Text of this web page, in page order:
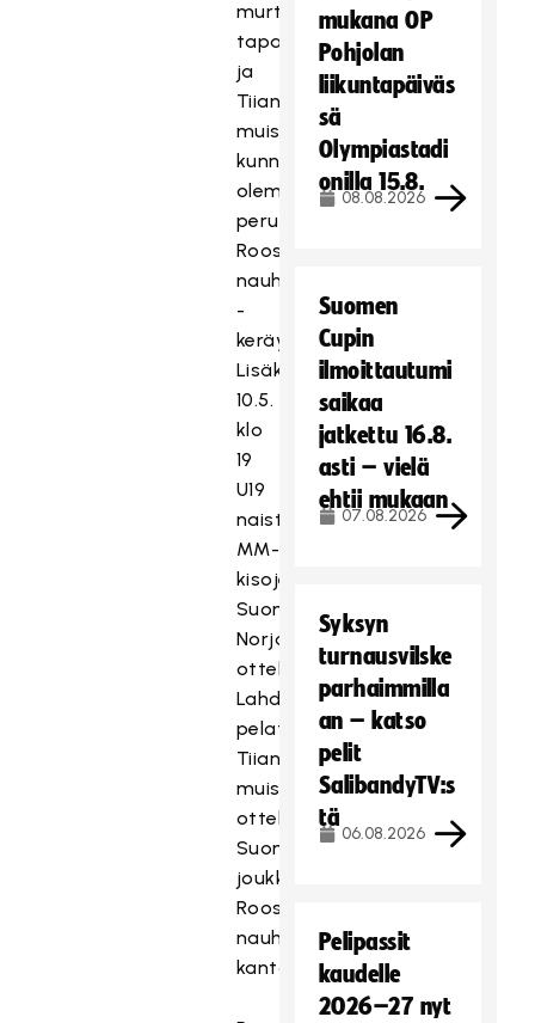
murtunut
tapahtumasta
ja
Tiian
muistoa
kunnioittaaksemme
olemme
perustaneet
Roosa
nauha
-
keräyksen.
Lisäksi
10.5.
klo
19
U19
naisten
MM-
kisojen
Suomi-
Norja
ottelu
Lahdessa
pelataan
Tiian
muisto-
otteluna,
Suomen
joukkue
Roosa
nauhoja
kantaen.
mukana OP
Pohjolan
liikuntapäiväs
sä
Olympiastadi
onilla 15.8.
08.08.2026
Suomen
Cupin
ilmoittautumi
saikaa
jatkettu 16.8.
asti – vielä
ehtii mukaan
07.08.2026
Syksyn
turnausvilske
parhaimmilla
an – katso
pelit
SalibandyTV:s
tä
06.08.2026
Pelipassit
kaudelle
2026–27 nyt